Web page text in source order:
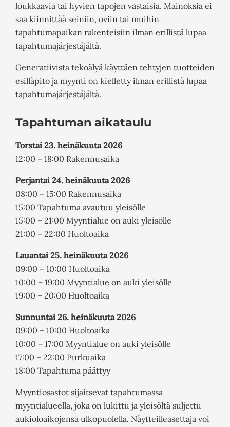
loukkaavia tai hyvien tapojen vastaisia. Mainoksia ei
saa kiinnittää seiniin, oviin tai muihin
tapahtumapaikan rakenteisiin ilman erillistä lupaa
tapahtumajärjestäjältä.
Generatiivista tekoälyä käyttäen tehtyjen tuotteiden
esilläpito ja myynti on kielletty ilman erillistä lupaa
tapahtumajärjestäjältä.
Tapahtuman aikataulu
Torstai 23. heinäkuuta 2026
12:00 – 18:00 Rakennusaika
Perjantai 24. heinäkuuta 2026
08:00 – 15:00 Rakennusaika
15:00 Tapahtuma avautuu yleisölle
15:00 – 21:00 Myyntialue on auki yleisölle
21:00 – 22:00 Huoltoaika
Lauantai 25. heinäkuuta 2026
09:00 – 10:00 Huoltoaika
10:00 – 19:00 Myyntialue on auki yleisölle
19:00 – 20:00 Huoltoaika
Sunnuntai 26. heinäkuuta 2026
09:00 – 10:00 Huoltoaika
10:00 – 17:00 Myyntialue on auki yleisölle
17:00 – 22:00 Purkuaika
18:00 Tapahtuma päättyy
Myyntiosastot sijaitsevat tapahtumassa
myyntialueella, joka on lukittu ja yleisöltä suljettu
aukioloaikojensa ulkopuolella. Näytteilleasettaja voi